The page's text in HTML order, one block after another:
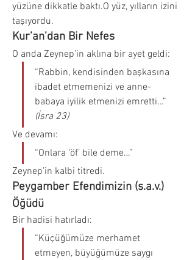
yüzüne dikkatle baktı.O yüz, yılların izini
taşıyordu.
Kur’an’dan Bir Nefes
O anda Zeynep’in aklına bir ayet geldi:
“Rabbin, kendisinden başkasına
ibadet etmemenizi ve anne-
(İsra 23)
Ve devamı:
“Onlara ‘öf’ bile deme…”
Zeynep’in kalbi titredi.
Peygamber Efendimizin (s.a.v.)
Öğüdü
Bir hadisi hatırladı:
“Küçüğümüze merhamet
etmeyen, büyüğümüze saygı